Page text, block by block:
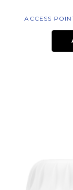
ACCESS